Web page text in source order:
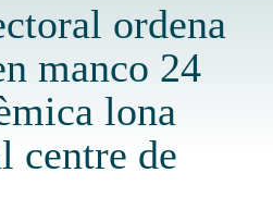
ordena
manco 24
lona
centre de